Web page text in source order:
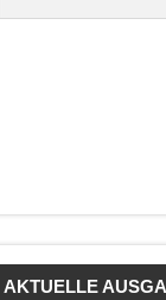
AKTUELLE